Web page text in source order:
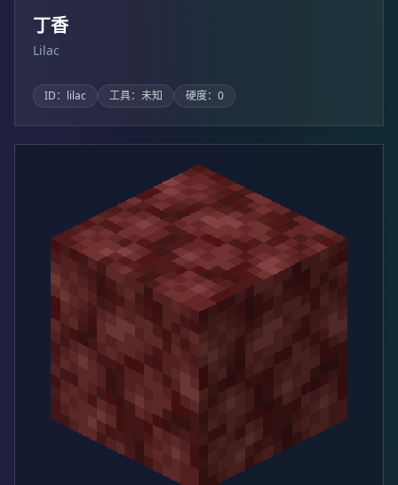
丁香
Lilac
ID：lilac 工具：未知 硬度：0